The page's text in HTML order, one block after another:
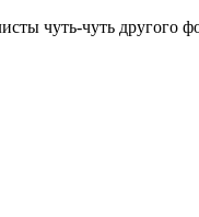
чуть-чуть